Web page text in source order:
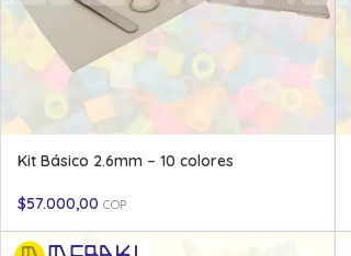
Kit Básico 2.6mm – 10 colores
$57.000,00 COP